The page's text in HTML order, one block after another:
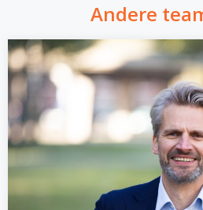
Andere